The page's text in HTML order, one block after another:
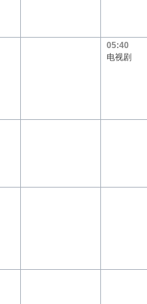
05:40
电视剧